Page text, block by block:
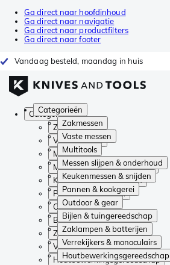
Ga direct naar hoofdinhoud
Ga direct naar navigatie
Ga direct naar productfilters
Ga direct naar footer
Vandaag besteld, maandag in huis
Categorieën
Zakmessen
Vaste messen
Multitools
Messen slijpen & onderhoud
Keukenmessen & snijden
Pannen & kookgerei
Outdoor & gear
Bijlen & tuingereedschap
Zaklampen & batterijen
Verrekijkers & monoculairs
Houtbewerkingsgereedschap
Categorieën
Zakmessen
Vaste messen
Multitools
Messen slijpen & onderhoud
Keukenmessen & snijden
Pannen & kookgerei
Outdoor & gear
Bijlen & tuingereedschap
Zaklampen & batterijen
Verrekijkers & monoculairs
Houtbewerkingsgereedschap